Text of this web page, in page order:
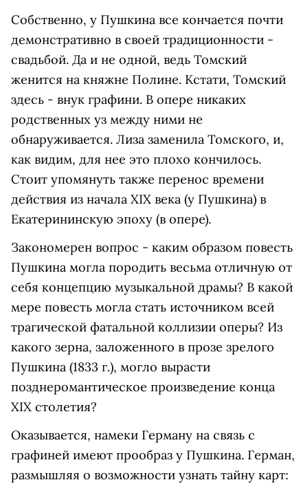
Собственно, у Пушкина все кончается почти
демонстративно в своей традиционности -
свадьбой. Да и не одной, ведь Томский
женится на княжне Полине. Кстати, Томский
здесь - внук графини. В опере никаких
родственных уз между ними не
обнаруживается. Лиза заменила Томского, и,
как видим, для нее это плохо кончилось.
Стоит упомянуть также перенос времени
действия из начала XIX века (у Пушкина) в
Екатерининскую эпоху (в опере).
Закономерен вопрос - каким образом повесть
Пушкина могла породить весьма отличную от
себя концепцию музыкальной драмы? В какой
мере повесть могла стать источником всей
трагической фатальной коллизии оперы? Из
какого зерна, заложенного в прозе зрелого
Пушкина (1833 г.), могло вырасти
позднеромантическое произведение конца
XIX столетия?
Оказывается, намеки Герману на связь с
графиней имеют прообраз у Пушкина. Герман,
размышляя о возможности узнать тайну карт: